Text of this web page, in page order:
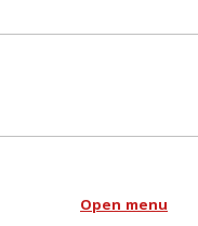
Open menu